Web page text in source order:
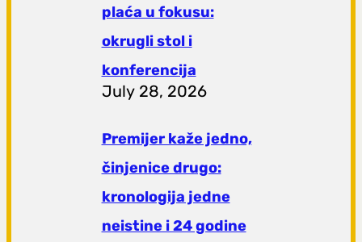
plaća u fokusu:
okrugli stol i
konferencija
July 28, 2026
Premijer kaže jedno,
činjenice drugo:
kronologija jedne
neistine i 24 godine